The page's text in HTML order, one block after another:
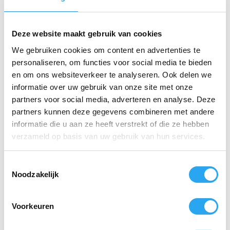
Deze website maakt gebruik van cookies
We gebruiken cookies om content en advertenties te
personaliseren, om functies voor social media te bieden
en om ons websiteverkeer te analyseren. Ook delen we
informatie over uw gebruik van onze site met onze
partners voor social media, adverteren en analyse. Deze
partners kunnen deze gegevens combineren met andere
informatie die u aan ze heeft verstrekt of die ze hebben
verzameld op basis van uw gebruik van hun services.
Noodzakelijk
Voorkeuren
Zaalveger 40cm
gepluimd PBT,
€22,93 incl. BTW
Lees verder
Vloertrekker Extra
Hygiënische
monowisser 40cm,
blauw
€ 16,95 excl. BTW
Lees verder